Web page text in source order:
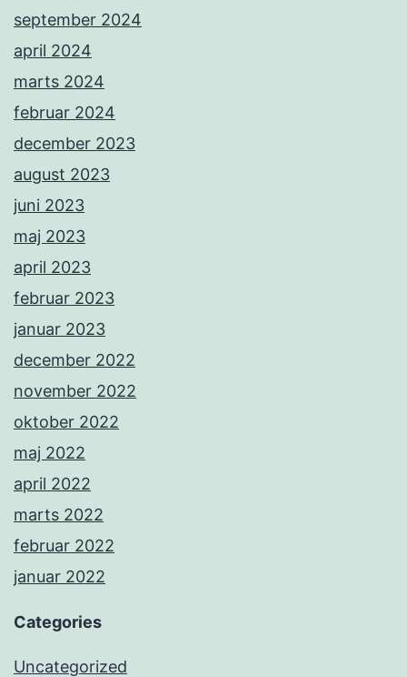
september 2024
april 2024
marts 2024
februar 2024
december 2023
august 2023
juni 2023
maj 2023
april 2023
februar 2023
januar 2023
december 2022
november 2022
oktober 2022
maj 2022
april 2022
marts 2022
februar 2022
januar 2022
Categories
Uncategorized